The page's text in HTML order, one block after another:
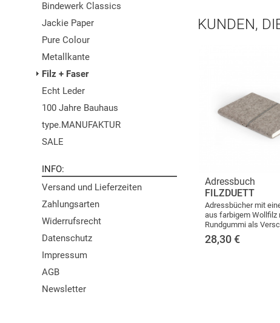
KUNDEN,
Adressbuch
FILZDUETT
Adressbücher mit
aus farbigem Wollfilz
Rundgummi als
28,30 €
Bindewerk Classics
Jackie Paper
Pure Colour
Metallkante
Filz + Faser
Echt Leder
100 Jahre Bauhaus
type.MANUFAKTUR
SALE
INFO
Versand und Lieferzeiten
Zahlungsarten
Widerrufsrecht
Datenschutz
Impressum
AGB
Newsletter